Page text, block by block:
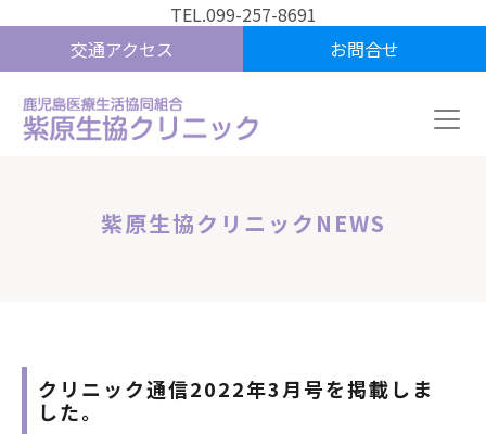
TEL.099-257-8691
交通アクセス
お問合せ
紫原生協クリニックNEWS
クリニック通信2022年3月号を掲載しま
した。